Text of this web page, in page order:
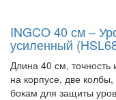
INGCO 40 см –
усиленный
Длина 40 см,
на корпусе, две
бокам для защиты